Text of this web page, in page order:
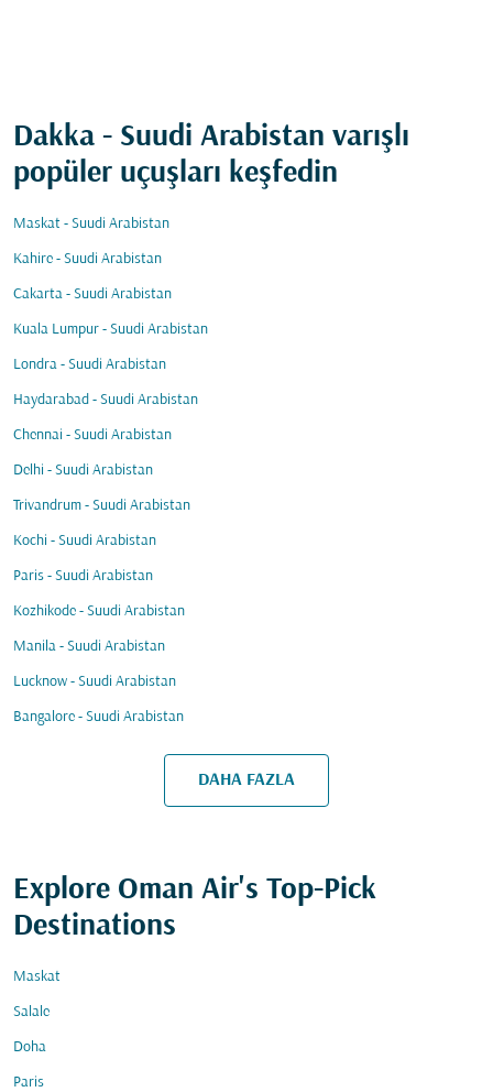
Dakka - Suudi Arabistan varışlı
popüler uçuşları keşfedin
Maskat - Suudi Arabistan
Kahire - Suudi Arabistan
Cakarta - Suudi Arabistan
Kuala Lumpur - Suudi Arabistan
Londra - Suudi Arabistan
Haydarabad - Suudi Arabistan
Chennai - Suudi Arabistan
Delhi - Suudi Arabistan
Trivandrum - Suudi Arabistan
Kochi - Suudi Arabistan
Paris - Suudi Arabistan
Kozhikode - Suudi Arabistan
Manila - Suudi Arabistan
Lucknow - Suudi Arabistan
Bangalore - Suudi Arabistan
DAHA FAZLA
Explore Oman Air's Top-Pick
Destinations
Maskat
Salale
Doha
Paris